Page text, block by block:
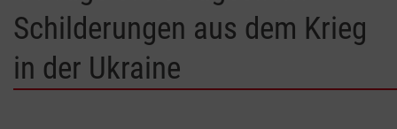
Schilderungen aus dem Krieg
in der Ukraine